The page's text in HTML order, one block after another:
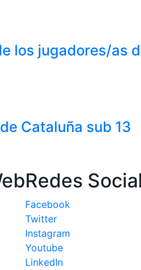
los jugadores/as
Cataluña sub 13
Redes
Facebook
Twitter
Instagram
Youtube
LinkedIn